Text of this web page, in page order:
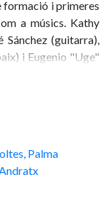
formació i primeres
a músics. Kathy
Sánchez (guitarra),
i Eugenio "Uge"
o àlbum debut de
molt madures i
del Heavy
Palma